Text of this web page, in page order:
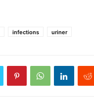
infections uriner